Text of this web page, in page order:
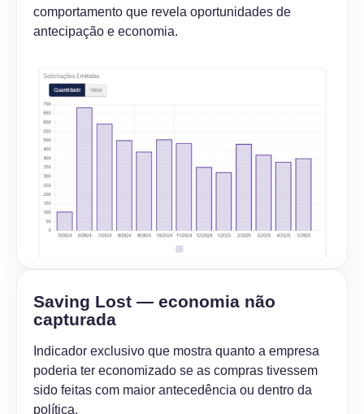
comportamento que revela oportunidades de
antecipação e economia.
Saving Lost — economia não
capturada
Indicador exclusivo que mostra quanto a empresa
poderia ter economizado se as compras tivessem
sido feitas com maior antecedência ou dentro da
política.